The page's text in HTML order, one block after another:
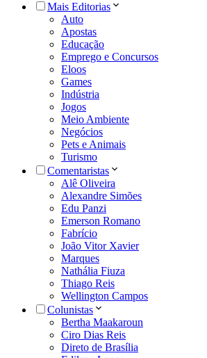
Mais Editorias
Auto
Apostas
Educação
Emprego e Concursos
Eloos
Games
Indústria
Jogos
Meio Ambiente
Negócios
Pets e Animais
Turismo
Comentaristas
Alê Oliveira
Alexandre Simões
Edu Panzi
Emerson Romano
Fabrício
João Vitor Xavier
Marques
Nathália Fiuza
Thiago Reis
Wellington Campos
Colunistas
Bertha Maakaroun
Ciro Dias Reis
Direto de Brasília